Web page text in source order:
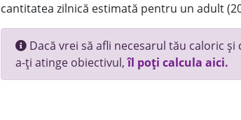
cantitatea zilnică estimată pentru un adult
Dacă vrei să afli necesarul tău caloric
a-ți atinge obiectivul,îl poți calcula aici.